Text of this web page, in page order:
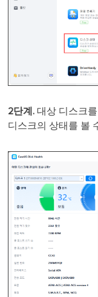
2단계.대상 디스크
디스크의 상태를 볼